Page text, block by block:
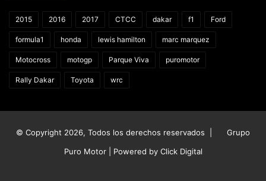
2015 2016 2017 CTCC dakar f1 Ford
formula1 honda lewis hamilton marc marquez
Motocross motogp Parque Viva puromotor
Rally Dakar Toyota wrc
© Copyright 2026, Todos los derechos reservados |
Grupo
Puro Motor | Powered by Click Digital